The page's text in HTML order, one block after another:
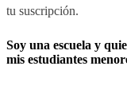
tu suscripción.
Soy una escuela y
mis estudiantes